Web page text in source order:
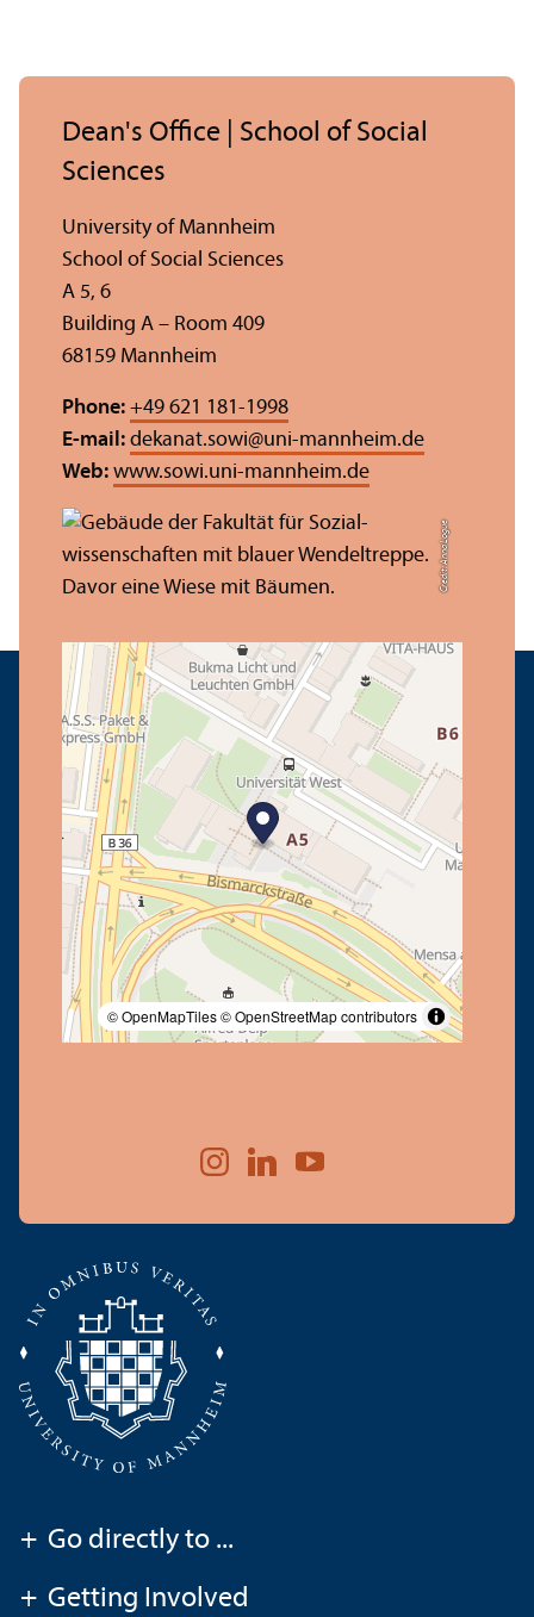
Credit: Anna Logue
© OpenMapTiles© OpenStreetMap contributors
Dean's Office | School of Social
Sciences
University of Mannheim
School of Social Sciences
A 5, 6
Building A – Room 409
68159 Mannheim
Phone: +49 621 181-1998
E-mail: dekanat.sowi@uni-mannheim.de
Web: www.sowi.uni-mannheim.de
+ Go directly to ...
+ Getting Involved